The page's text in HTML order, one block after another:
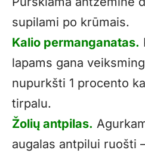
supilami po krūmais.
Kalio permanganatas.
lapams gana
nupurkšti 1 procento
tirpalu.
Žolių antpilas.
augalas antpilui ruošti